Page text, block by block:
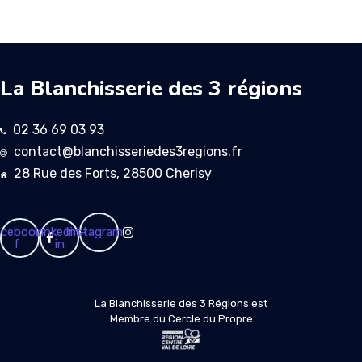
La Blanchisserie des 3 régions
02 36 69 03 93
contact@blanchisseriedes3regions.fr
28 Rue des Forts, 28500 Cherisy
f
Linkedin-
in
Instagram
La Blanchisserie des 3 Régions est
Membre du Cercle du Propre